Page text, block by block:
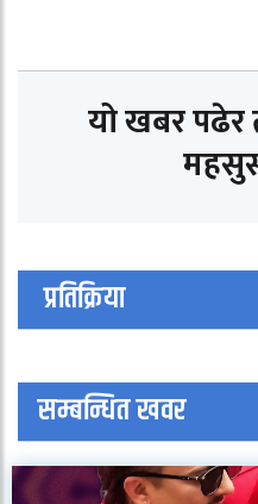
यो खबर पढेर
प्रतिक्रिया
सम्बन्धित खवर